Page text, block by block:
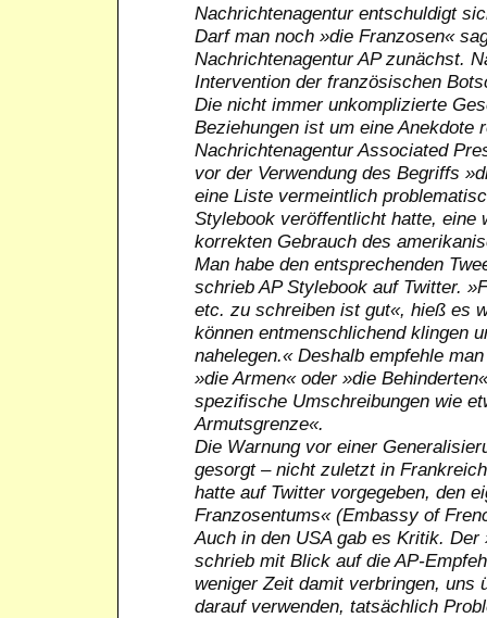
Nachrichtenagentur entschuldigt
Darf man noch »die Franzosen«
Nachrichtenagentur AP zunächst.
Intervention der französischen
Die nicht immer unkomplizierte
Beziehungen ist um eine Anekdote
Nachrichtenagentur Associated
vor der Verwendung des Begriffs
eine Liste vermeintlich
Stylebook veröffentlicht hatte, eine
korrekten Gebrauch des
Man habe den entsprechenden
schrieb AP Stylebook auf Twitter.
etc. zu schreiben ist gut«, hieß es
können entmenschlichend klingen
nahelegen.« Deshalb empfehle
»die Armen« oder »die
spezifische Umschreibungen wie
Armutsgrenze«.
Die Warnung vor einer
gesorgt – nicht zuletzt in
hatte auf Twitter vorgegeben, den
Franzosentums« (Embassy of
Auch in den USA gab es Kritik.
schrieb mit Blick auf die AP-
weniger Zeit damit verbringen, uns
darauf verwenden, tatsächlich